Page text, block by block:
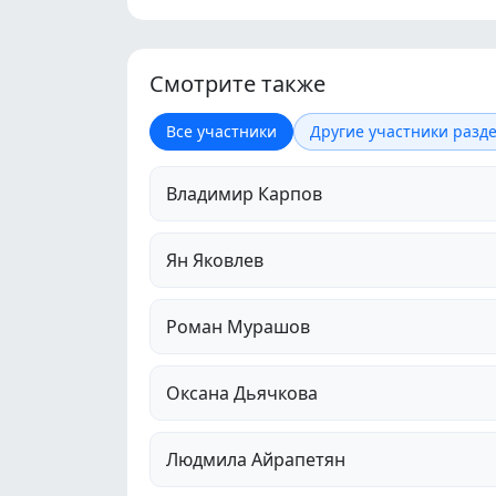
Смотрите также
Все участники Другие участники
Владимир Карпов
Ян Яковлев
Роман Мурашов
Оксана Дьячкова
Людмила Айрапетян